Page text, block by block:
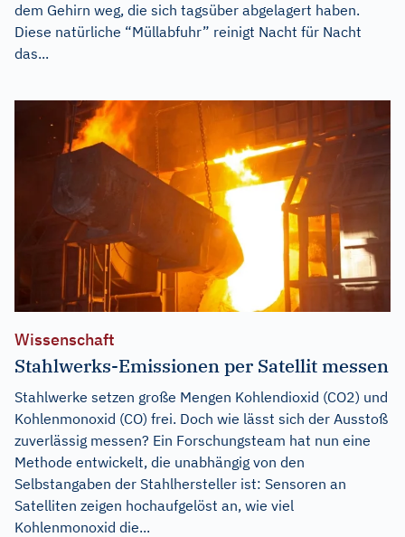
dem Gehirn weg, die sich tagsüber abgelagert haben.
Diese natürliche “Müllabfuhr” reinigt Nacht für Nacht
das...
Wissenschaft
Stahlwerks-Emissionen per Satellit messen
Stahlwerke setzen große Mengen Kohlendioxid (CO2) und
Kohlenmonoxid (CO) frei. Doch wie lässt sich der Ausstoß
zuverlässig messen? Ein Forschungsteam hat nun eine
Methode entwickelt, die unabhängig von den
Selbstangaben der Stahlhersteller ist: Sensoren an
Satelliten zeigen hochaufgelöst an, wie viel
Kohlenmonoxid die...